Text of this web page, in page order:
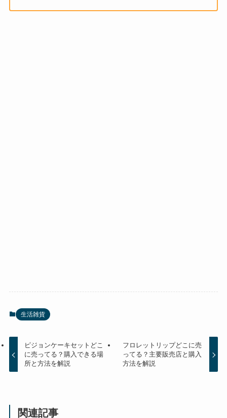
生活雑貨
ピジョンケーキセットどこ
に売ってる？購入できる場
所と方法を解説
フロレットリップどこに売
ってる？主要販売店と購入
方法を解説
関連記事